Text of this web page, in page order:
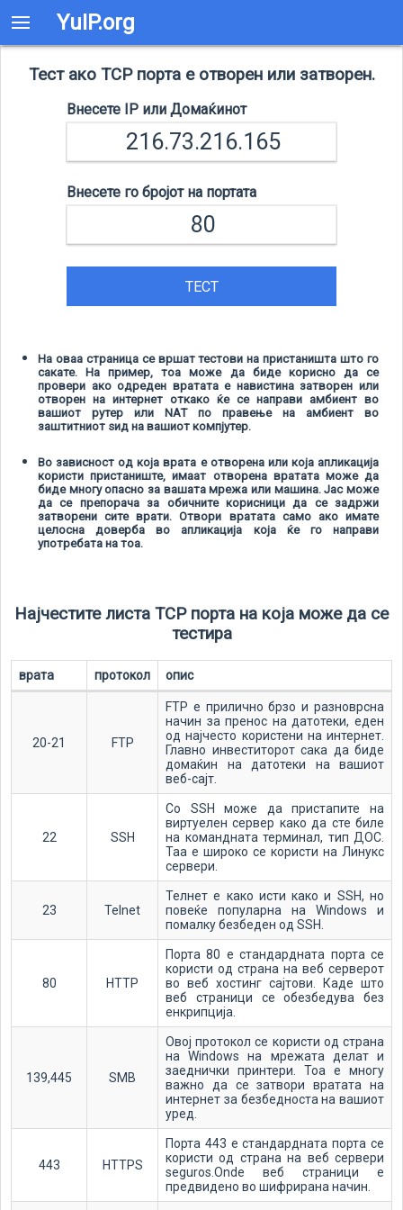
YuIP.org
Тест ако TCP порта е отворен или затворен.
Внесете IP или Домаќинот
Внесете го бројот на портата
ТЕСТ
На оваа страница се вршат тестови на пристаништа што го
сакате. На пример, тоа може да биде корисно да се
провери ако одреден вратата е навистина затворен или
отворен на интернет откако ќе се направи амбиент во
вашиот рутер или NAT по правење на амбиент во
заштитниот ѕид на вашиот компјутер.
Во зависност од која врата е отворена или која апликација
користи пристаниште, имаат отворена вратата може да
биде многу опасно за вашата мрежа или машина. Јас може
да се препорача за обичните корисници да се задржи
затворени сите врати. Отвори вратата само ако имате
целосна доверба во апликација која ќе го направи
употребата на тоа.
Најчестите листа TCP порта на која може да се
тестира
врата протокол опис
20-21 FTP
FTP е прилично брзо и разноврсна
начин за пренос на датотеки, еден
од најчесто користени на интернет.
Главно инвеститорот сака да биде
домаќин на датотеки на вашиот
веб-сајт.
22 SSH
Со SSH може да пристапите на
виртуелен сервер како да сте биле
на командната терминал, тип ДОС.
Таа е широко се користи на Линукс
сервери.
23 Telnet
Телнет е како исти како и SSH, но
повеќе популарна на Windows и
помалку безбеден од SSH.
80 HTTP
Порта 80 е стандардната порта се
користи од страна на веб серверот
во веб хостинг сајтови. Каде што
веб страници се обезбедува без
енкрипција.
139,445 SMB
Овој протокол се користи од страна
на Windows на мрежата делат и
заеднички принтери. Тоа е многу
важно да се затвори вратата на
интернет за безбедноста на вашиот
уред.
443 HTTPS
Порта 443 е стандардната порта се
користи од страна на веб сервери
seguros.Onde веб страници е
предвидено во шифрирана начин.